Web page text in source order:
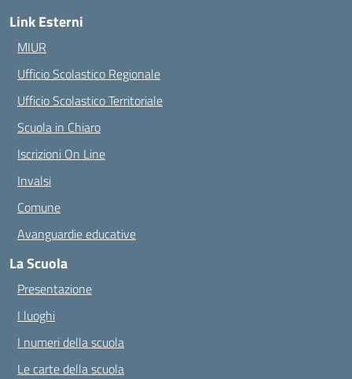
Link Esterni
MIUR
Ufficio Scolastico Regionale
Ufficio Scolastico Territoriale
Scuola in Chiaro
Iscrizioni On Line
Invalsi
Comune
Avanguardie educative
La Scuola
Presentazione
I luoghi
I numeri della scuola
Le carte della scuola